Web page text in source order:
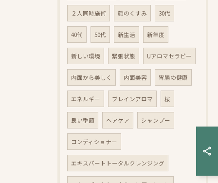
２人同時施術 顔のくすみ 30代
40代 50代 新生活 新年度
新しい環境 緊張状態 Uアロマセラピー
内面から美しく 内面美容 胃腸の健康
エネルギー ブレインアロマ 桜
良い季節 ヘアケア シャンプー
コンディショナー
エキスパートトータルクレンジング